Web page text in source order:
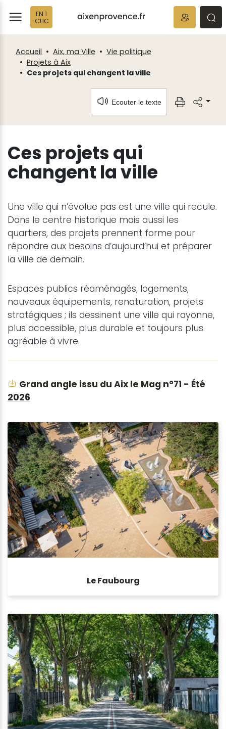
EN 1
CLIC
Accueil Aix, ma Ville
Vie politique
Projets à Aix
Ces projets qui changent la ville
Ecouter le texte
Ces projets qui
changent la ville
Une ville qui n’évolue pas est une ville qui recule.
Dans le centre historique mais aussi les
quartiers, des projets prennent forme pour
répondre aux besoins d’aujourd’hui et préparer
la ville de demain.
Espaces publics réaménagés, logements,
nouveaux équipements, renaturation, projets
stratégiques ; ils dessinent une ville qui rayonne,
plus accessible, plus durable et toujours plus
agréable à vivre.
Grand angle issu du Aix le Mag n°71 - Été
2026
Le Faubourg
Fenêtre
de
chat
Panneau de gestion des cookies